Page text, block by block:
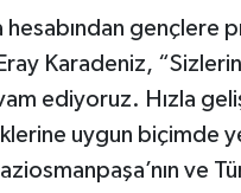
hesabından gençlere
Karadeniz,
ediyoruz. Hızla
uygun biçimde
ve